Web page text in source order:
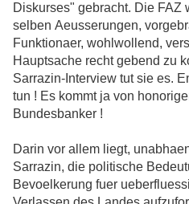
Diskurses" gebracht. Die FAZ
selben Aeusserungen,
Funktionaer, wohlwollend,
Hauptsache recht gebend zu
Sarrazin-Interview tut sie es.
tun ! Es kommt ja von
Bundesbanker !
Darin vor allem liegt,
Sarrazin, die politische
Bevoelkerung fuer